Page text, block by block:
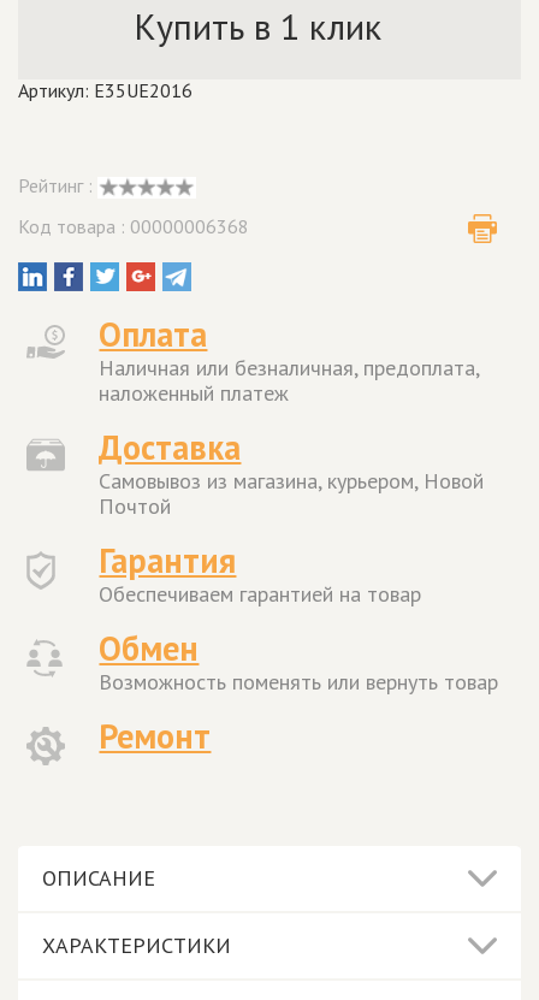
Купить в 1 клик
Артикул: E35UE2016
Рейтинг :
Код товара : 00000006368
Оплата
Наличная или безналичная, предоплата,
наложенный платеж
Доставка
Самовывоз из магазина, курьером, Новой
Почтой
Гарантия
Обеспечиваем гарантией на товар
Обмен
Возможность поменять или вернуть товар
Ремонт
ОПИСАНИЕ
ХАРАКТЕРИСТИКИ